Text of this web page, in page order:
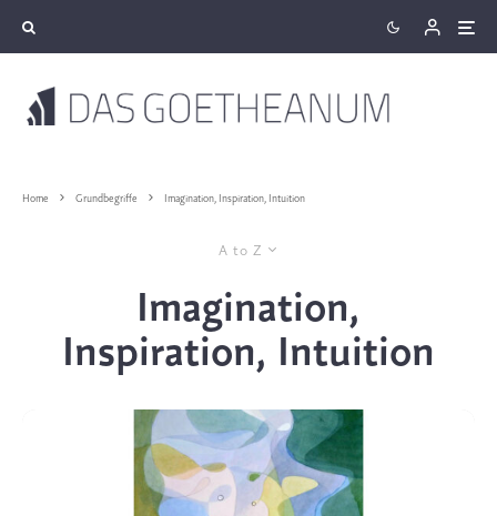
Home Grundbegriffe Imagination, Inspiration, Intuition
A to Z
Imagination,
Inspiration, Intuition